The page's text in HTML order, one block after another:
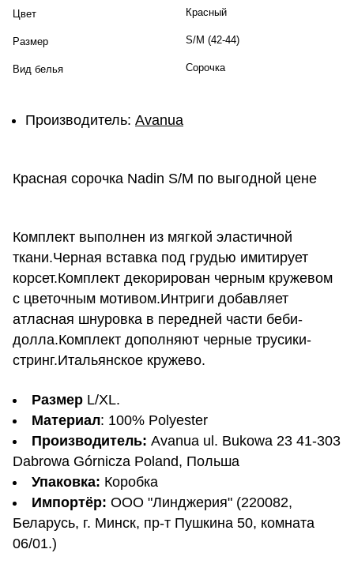
Цвет Красный
Размер S/M (42-44)
Вид белья Сорочка
Производитель: Avanua
Красная сорочка Nadin S/M по выгодной цене
Комплект выполнен из мягкой эластичной
ткани.Черная вставка под грудью имитирует
корсет.Комплект декорирован черным кружевом
с цветочным мотивом.Интриги добавляет
атласная шнуровка в передней части беби-
долла.Комплект дополняют черные трусики-
стринг.Итальянское кружево.
Размер L/XL.
Материал: 100% Polyester
Производитель: Avanua ul. Bukowa 23 41-303
Dabrowa Górnicza Poland, Польша
Упаковка: Коробка
Импортёр: ООО "Линджерия" (220082,
Беларусь, г. Минск, пр-т Пушкина 50, комната
06/01.)